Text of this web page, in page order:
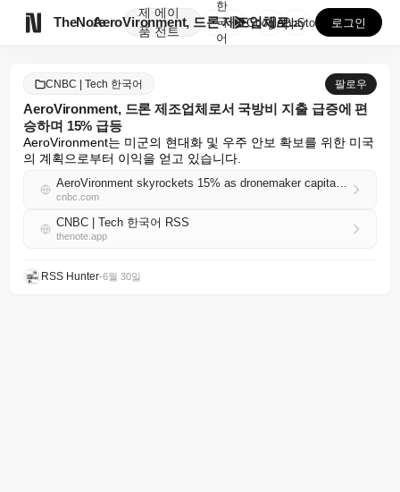
TheNote
제
품
에이
전트
AeroVironment, 드론 제조업체로서 국방비 지...
한
국
어
GooglePlay
AppStore 로그인
CNBC | Tech 한국어 팔로우
AeroVironment, 드론 제조업체로서 국방비 지출 급증에 편
승하며 15% 급등
AeroVironment는 미군의 현대화 및 우주 안보 확보를 위한 미국
의 계획으로부터 이익을 얻고 있습니다.
AeroVironment skyrockets 15% as dronemaker capitalizes on defense spending surge
cnbc.com
CNBC | Tech 한국어 RSS
thenote.app
RSS Hunter•6월 30일